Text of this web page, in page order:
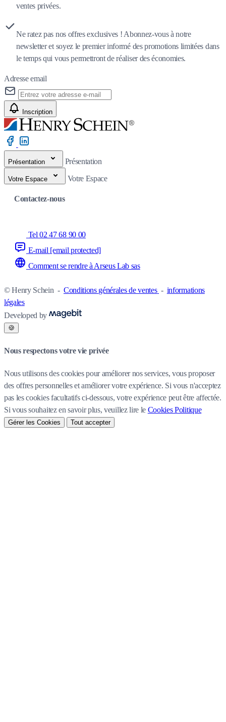
ventes privées.
Ne ratez pas nos offres exclusives ! Abonnez-vous à notre
newsletter et soyez le premier informé des promotions limitées dans
le temps qui vous permettront de réaliser des économies.
Adresse email
Inscription
Présentation Présentation
Votre Espace Votre Espace
Contactez-nous
Tel 02 47 68 90 00
E-mail [email protected]
Comment se rendre à Arseus Lab sas
© Henry Schein - Conditions générales de ventes - informations
légales
Developed by
🍪
Nous respectons votre vie privée
Nous utilisons des cookies pour améliorer nos services, vous proposer
des offres personnelles et améliorer votre expérience. Si vous n'acceptez
pas les cookies facultatifs ci-dessous, votre expérience peut être affectée.
Si vous souhaitez en savoir plus, veuillez lire le Cookies Politique
Gérer les Cookies Tout accepter